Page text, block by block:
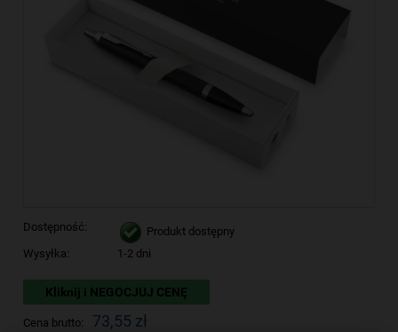
Dostępność:
Produkt dostępny
Wysyłka:
1-2 dni
Kliknij i NEGOCJUJ CENĘ
Cena brutto: 73,55 zł